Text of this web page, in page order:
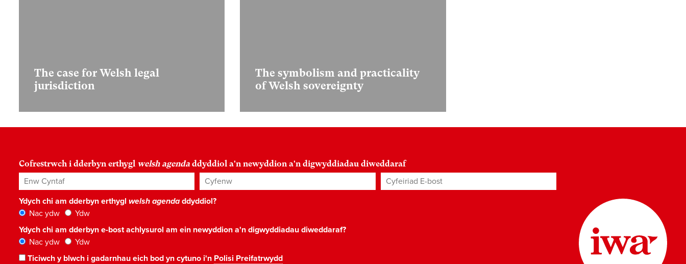
The case for Welsh legal
jurisdiction
The symbolism and practicality
of Welsh sovereignty
Cofrestrwch i dderbyn erthygl welsh agenda ddyddiol a'n newyddion a'n digwyddiadau diweddaraf
Enw Cyntaf Cyfenw Cyfeiriad E-bost*
Ydych chi am dderbyn erthygl welsh agendaddyddiol?
Nac ydw
Ydw
Ydych chi am dderbyn e-bost achlysurol am ein newyddion a'n digwyddiadau diweddaraf?
Nac ydw
Ydw
Ticiwch y blwch i gadarnhau eich bod yn cytuno i'n Polisi Preifatrwydd